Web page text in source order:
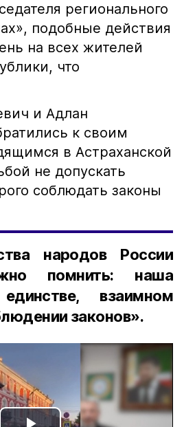
регионального
подобные действия
на всех жителей
что
и Адлан
к своим
в Астраханской
не допускать
соблюдать законы
народов России
помнить: наша
взаимном
законов».